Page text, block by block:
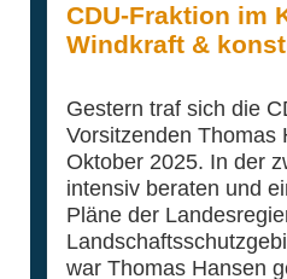
CDU-Fraktion im
Windkraft &
Gestern traf sich die
Vorsitzenden Thomas
Oktober 2025. In der
intensiv beraten und
Pläne der
war Thomas Hansen